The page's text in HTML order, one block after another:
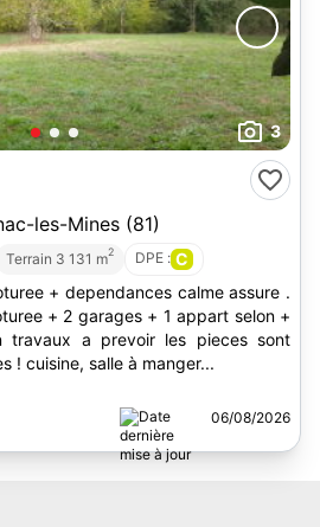
3
les-Mines (81)
Terrain 3 131 m2 DPE : C
! cuisine, salle à manger...
06/08/2026